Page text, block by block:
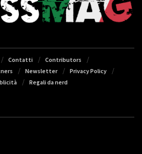
Contatti
Contributors
Newsletter
Privacy Policy
Regali da nerd